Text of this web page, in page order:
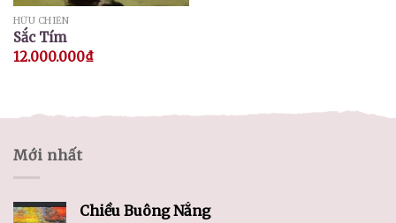
HỮU CHIẾN
Sắc Tím
12.000.000₫
Mới nhất
Chiều Buông Nắng